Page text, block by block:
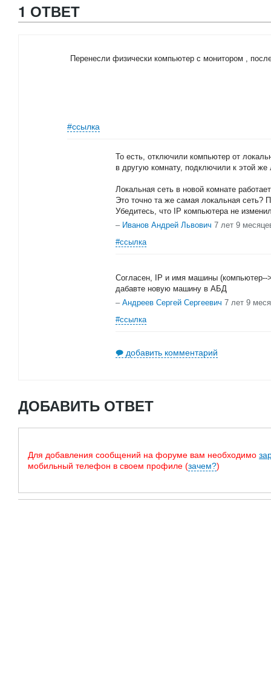
1 ОТВЕТ
Перенесли физически компьютер с монитором ,
#ссылка
То есть, отключили компьютер от
в другую комнату, подключили к этой
Локальная сеть в новой комнате
Это точно та же самая локальная сеть?
Убедитесь, что IP компьютера не
– Иванов Андрей Львович 7 лет 9
#ссылка
Согласен, IP и имя машины (компьютер--
дабавте новую машину в АБД
– Андреев Сергей Сергеевич 7 лет 9
#ссылка
добавить комментарий
ДОБАВИТЬ ОТВЕТ
Для добавления сообщений на форуме вам необходимо
мобильный телефон в своем профиле (зачем?)